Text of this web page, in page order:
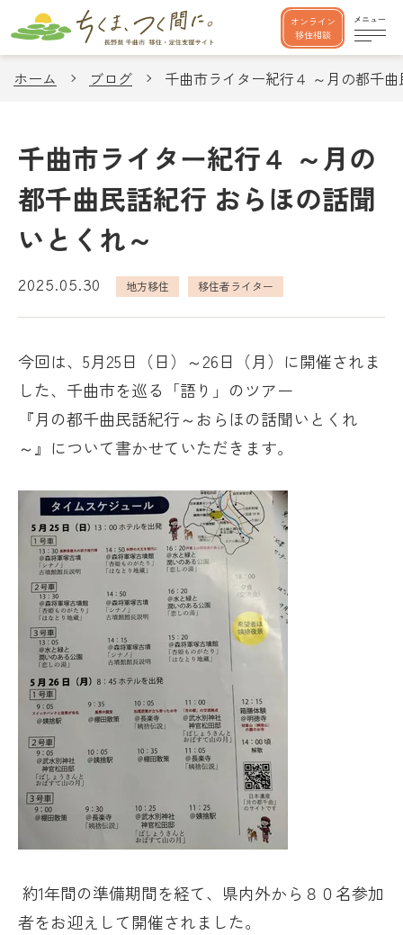
オンライン
移住相談
ホーム ブログ 千曲市ライター紀行４ ～月の都千
千曲市ライター紀行４ ～月の
都千曲民話紀行 おらほの話聞
いとくれ～
2025.05.30 地方移住 移住者ライター
今回は、5月25日（日）～26日（月）に開催されま
した、千曲市を巡る「語り」のツアー
『月の都千曲民話紀行～おらほの話聞いとくれ
～』について書かせていただきます。
約1年間の準備期間を経て、県内外から８０名参加
者をお迎えして開催されました。